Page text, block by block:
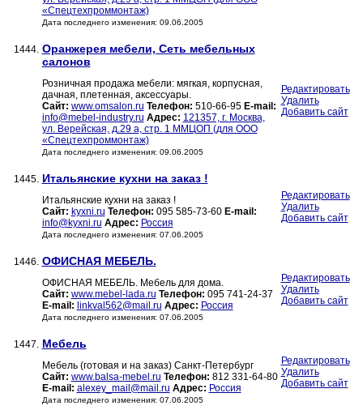
«Спецтехпроммонтаж)
Дата последнего изменения: 09.06.2005
1444. Оранжерея мебели, Сеть мебельных
салонов
Розничная продажа мебели: мягкая, корпусная,
дачная, плетенная, аксессуары.
Сайт: www.omsalon.ru Телефон: 510-66-95 E-mail:
info@mebel-industry.ru Адрес: 121357, г. Москва,
ул. Верейская, д.29 а, стр. 1 ММЦОП (для ООО
«Спецтехпроммонтаж)
Дата последнего изменения: 09.06.2005
Редактировать
Удалить
Добавить сайт
1445. Итальянские кухни на заказ !
Итальянские кухни на заказ !
Сайт: kyxni.ru Телефон: 095 585-73-60 E-mail:
info@kyxni.ru Адрес: Россия
Дата последнего изменения: 07.06.2005
Редактировать
Удалить
Добавить сайт
1446. ОФИСНАЯ МЕБЕЛЬ.
ОФИСНАЯ МЕБЕЛЬ. Мебель для дома.
Сайт: www.mebel-lada.ru Телефон: 095 741-24-37
E-mail: linkval562@mail.ru Адрес: Россия
Дата последнего изменения: 07.06.2005
Редактировать
Удалить
Добавить сайт
1447. Мебель
Мебель (готовая и на заказ) Санкт-Петербург
Сайт: www.balsa-mebel.ru Телефон: 812 331-64-80
E-mail: alexey_mail@mail.ru Адрес: Россия
Дата последнего изменения: 07.06.2005
Редактировать
Удалить
Добавить сайт